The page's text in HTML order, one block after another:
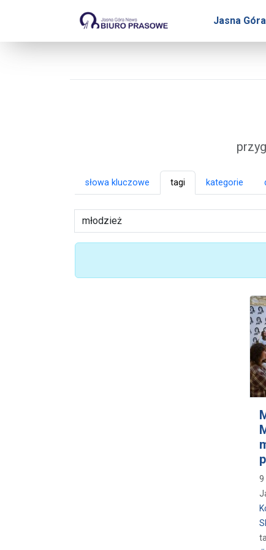
Jasna Góra
Biuro Prasowe Jasnej
słowa kluczowe tagi kategorie
9